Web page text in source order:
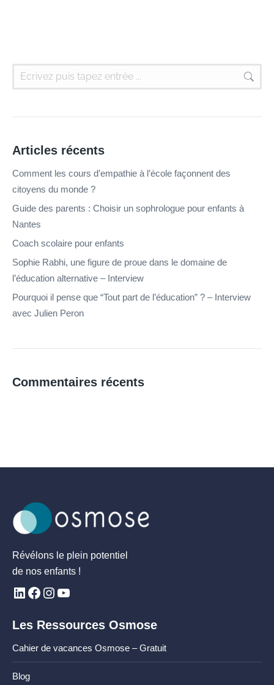
Articles récents
Comment les cours d’empathie à l’école façonnent des
citoyens du monde ?
Guide des parents : Choisir un sophrologue pour enfants à
Nantes
Coach scolaire pour enfants
Sophie Rabhi, une figure de proue dans le domaine de
l’éducation alternative – Interview
Pourquoi il pense que “Tout part de l’éducation” ? – Interview
avec Julien Peron
Commentaires récents
Révélons le plein potentiel
de nos enfants !
Les Ressources Osmose
Cahier de vacances Osmose – Gratuit
Blog